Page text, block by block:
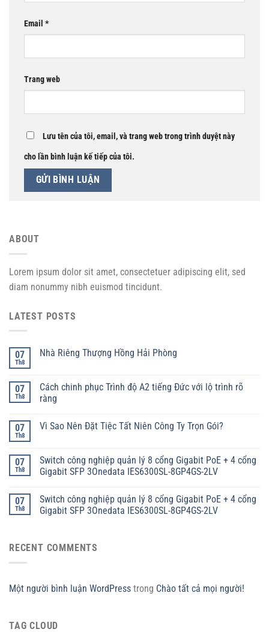
Email *
Trang web
Lưu tên của tôi, email, và trang web trong trình duyệt này
cho lần bình luận kế tiếp của tôi.
ABOUT
Lorem ipsum dolor sit amet, consectetuer adipiscing elit, sed
diam nonummy nibh euismod tincidunt.
LATEST POSTS
07
Th8
Nhà Riêng Thượng Hồng Hải Phòng
07
Th8
Cách chinh phục Trình độ A2 tiếng Đức với lộ trình rõ
ràng
07
Th8
Vì Sao Nên Đặt Tiệc Tất Niên Công Ty Trọn Gói?
07
Th8
Switch công nghiệp quản lý 8 cổng Gigabit PoE + 4 cổng
Gigabit SFP 3Onedata IES6300SL-8GP4GS-2LV
07
Th8
Switch công nghiệp quản lý 8 cổng Gigabit PoE + 4 cổng
Gigabit SFP 3Onedata IES6300SL-8GP4GS-2LV
RECENT COMMENTS
Một người bình luận WordPress trong Chào tất cả mọi người!
TAG CLOUD